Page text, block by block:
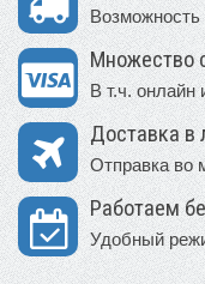
Возможность
Множество
В т.ч. онлайн
Доставка в
Отправка во
Работаем
Удобный